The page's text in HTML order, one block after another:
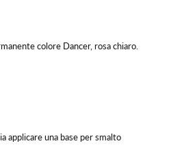
colore Dancer, rosa chiaro.
applicare una base per smalto